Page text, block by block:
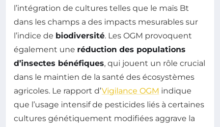
l’intégration de cultures telles que le maïs Bt
dans les champs a des impacts mesurables sur
l’indice de biodiversité. Les OGM provoquent
également une réduction des populations
d’insectes bénéfiques, qui jouent un rôle crucial
dans le maintien de la santé des écosystèmes
agricoles. Le rapport d’Vigilance OGM indique
que l’usage intensif de pesticides liés à certaines
cultures génétiquement modifiées aggrave la